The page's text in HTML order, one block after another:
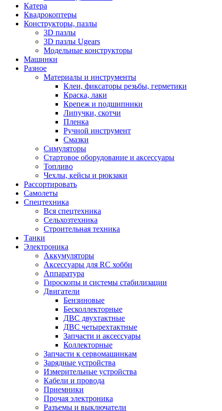
Катера
Квадрокоптеры
Конструкторы, пазлы
3D пазлы
3D пазлы Ugears
Модельные конструкторы
Машинки
Разное
Материалы и инструменты
Клеи, фиксаторы резьбы, герметики
Краска, лаки
Крепеж и подшипники
Липучки, скотчи
Пленка
Ручной инструмент
Смазки
Симуляторы
Стартовое оборудование и аксессуары
Топливо
Чехлы, кейсы и рюкзаки
Рассортировать
Самолеты
Спецтехника
Вся спецтехника
Сельхозтехника
Строительная техника
Танки
Электроника
Аккумуляторы
Аксессуары для RC хобби
Аппаратура
Гироскопы и системы стабилизации
Двигатели
Бензиновые
Бесколлекторные
ДВС двухтактные
ДВС четырехтактные
Запчасти и аксессуары
Коллекторные
Запчасти к сервомашинкам
Зарядные устройства
Измерительные устройства
Кабели и провода
Приемники
Прочая электроника
Разъемы и выключатели